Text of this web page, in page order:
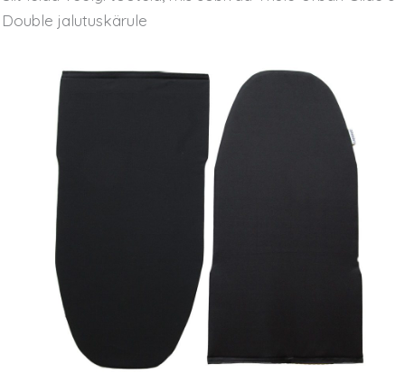
Double jalutuskärule